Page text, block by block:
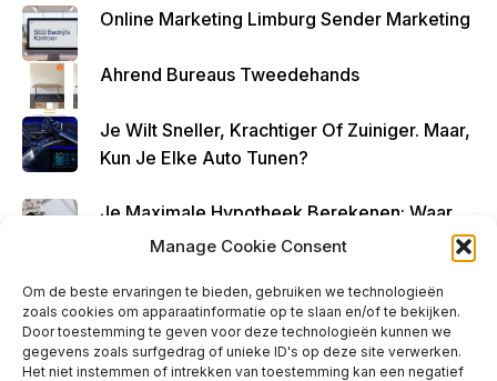
Manage Cookie Consent
Om de beste ervaringen te bieden, gebruiken we technologieën
zoals cookies om apparaatinformatie op te slaan en/of te bekijken.
Door toestemming te geven voor deze technologieën kunnen we
gegevens zoals surfgedrag of unieke ID's op deze site verwerken.
Het niet instemmen of intrekken van toestemming kan een negatief
Online Marketing Limburg Sender Marketing
Ahrend Bureaus Tweedehands
Je Wilt Sneller, Krachtiger Of Zuiniger. Maar,
Kun Je Elke Auto Tunen?
Je Maximale Hypotheek Berekenen: Waar
Begin Je?
Ads - Before Footer